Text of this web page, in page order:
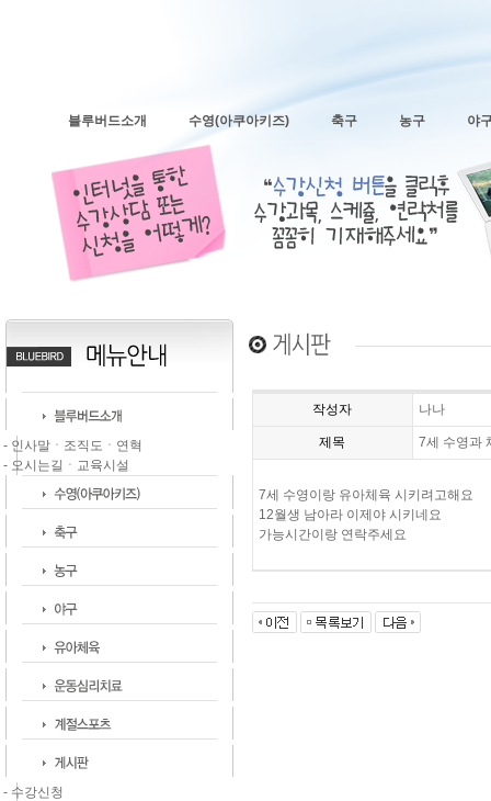
블루버드소개 수영(아쿠아키즈) 축구 농구 야
- 인사말ㆍ조직도ㆍ연혁
- 오시는길ㆍ교육시설
- 수강신청
작성자 나나
제목 7세 수영과
7세 수영이랑 유아체육 시키려고해요
12월생 남아라 이제야 시키네요
가능시간이랑 연락주세요